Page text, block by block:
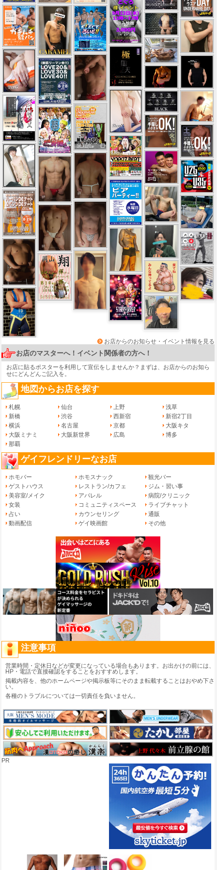
お店からのお知らせ・イベント情報を見る
お店のマスターへ！イベント関係者の方へ！
お店に貼るポスターを利用して宣伝をしませんか？まずは、 お店からのお知ら
せにどんどんご記入を。
地図からお店を探す
札幌 仙台 上野
浅草
新橋
渋谷 西新宿
新宿2丁目
横浜
名古屋 京都
大阪キタ
大阪ミナミ
大阪新世界 広島
博多
那覇
ゲイフレンドリーなお店
ホモバー ホモスナック
観光バー
ゲストハウス
レストラン/カフェ
ジム・習い事
美容室/メイク
アパレル
病院/クリニック
女装
コミュニティスペース
ライブチャット
占い
カウンセリング
通販
動画配信
ゲイ映画館 その他
注意事項
営業時間・定休日などが変更になっている場合もあります。お出かけの前には、
HP・電話で直接確認をすることをおすすめします。
掲載内容を、他のホームページや掲示板等にそのまま転載することはおやめ下さ
い。
各種のトラブルについては一切責任を負いません。
PR